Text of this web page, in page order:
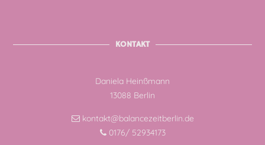
KONTAKT
Daniela Heinßmann
13088 Berlin
kontakt@balancezeitberlin.de
0176/ 52934173